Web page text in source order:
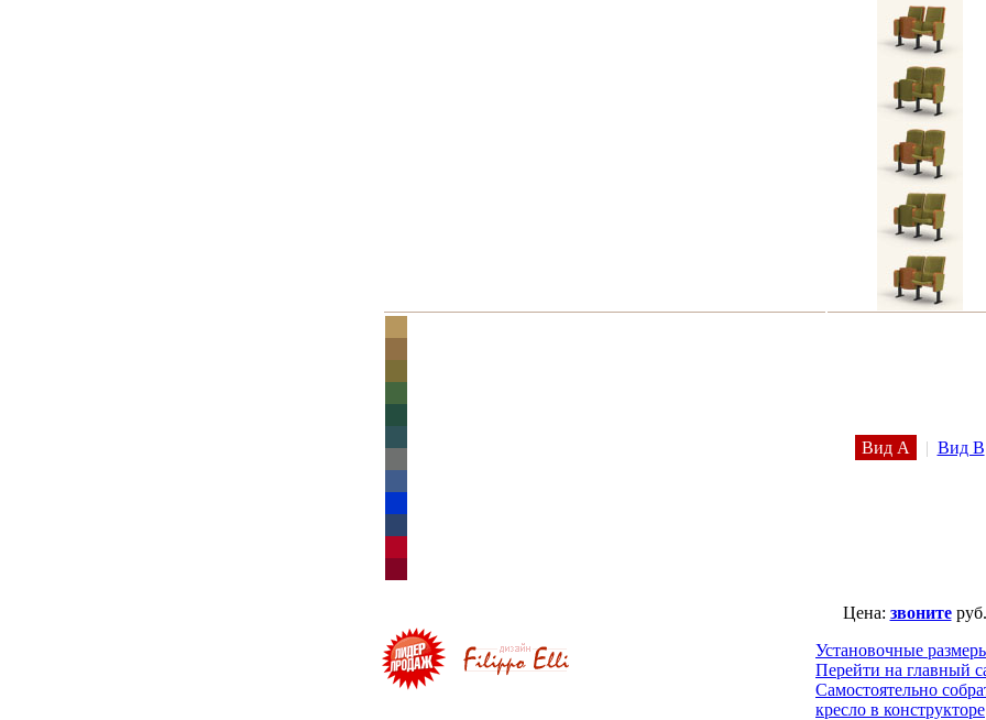
Вид A | Вид B
Цена: звонитеруб.
Установочные
Перейти на главный
Самостоятельно
кресло в конструкторе